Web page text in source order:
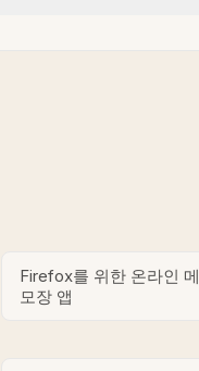
Firefox를 위한 온라인 메
모장 앱